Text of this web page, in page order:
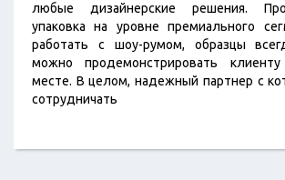
любые дизайнерские решения.
упаковка на уровне премиального
работать с шоу-румом, образцы
можно продемонстрировать
месте. В целом, надежный партнер с
сотрудничать